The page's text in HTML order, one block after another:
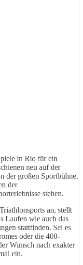
in Rio für ein
neu auf der
der großen Sportbühne.
der
stehen.
an, stellt
Laufen wie auch das
stattfinden. Sei es
oder die 400-
Wunsch nach exakter
ein.